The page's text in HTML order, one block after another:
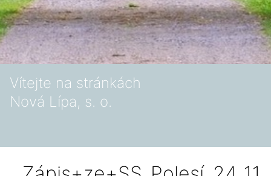
Vítejte na stránkách
Nová Lípa, s. o.